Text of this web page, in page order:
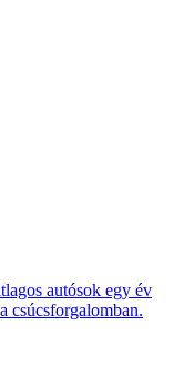
autósok egy év
csúcsforgalomban.